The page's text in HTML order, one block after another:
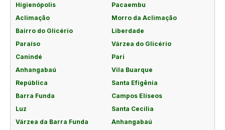
Higienópolis
Pacaembu
Aclimação
Morro da Aclimação
Bairro do Glicério
Liberdade
Paraíso
Várzea do Glicério
Canindé
Pari
Anhangabaú
Vila Buarque
República
Santa Efigênia
Barra Funda
Campos Elíseos
Luz
Santa Cecília
Várzea da Barra Funda
Anhangabaú